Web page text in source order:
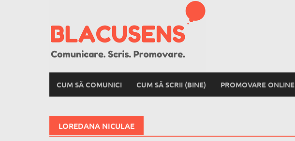
CUM SĂ COMUNICI CUM SĂ SCRII (BINE) PROMOVARE ONLINE
LOREDANA NICULAE